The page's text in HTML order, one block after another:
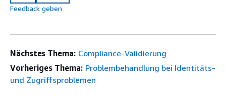
Feedback geben
Nächstes Thema: Compliance-Validierung
Vorheriges Thema: Problembehandlung bei Identitäts-
und Zugriffsproblemen